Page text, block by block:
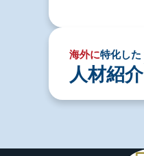
海外に特化した
人材紹介